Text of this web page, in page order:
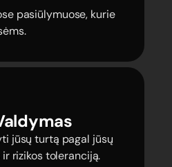
pasiūlymuose, kurie
jūsų turtą pagal jūsų
rizikos toleranciją.